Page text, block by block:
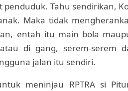
Tahu sendirikan,
Maka tidak
entah itu main bola
di gang, serem-serem
jalan itu sendiri.
meninjau RPTRA si